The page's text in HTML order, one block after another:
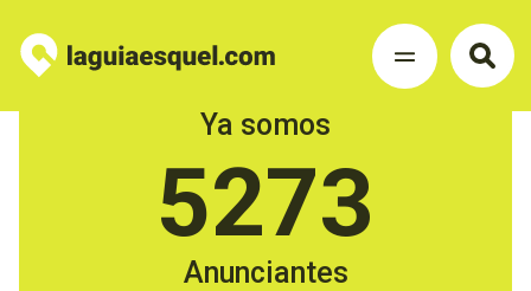
Ya somos
5273
Anunciantes